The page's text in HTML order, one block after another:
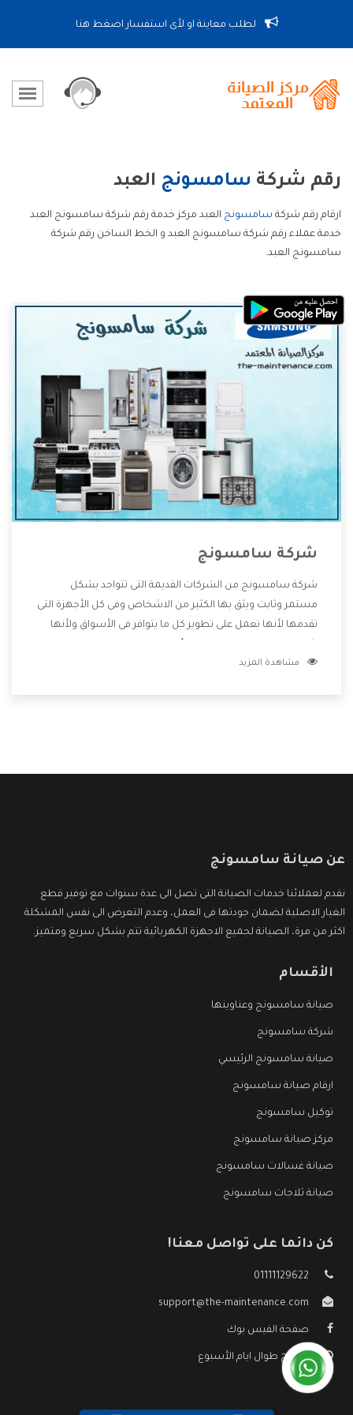
لطلب معاينة او لأى استفسار اضغط هنا
رقم شركة سامسونج العبد
ارقام رقم شركة سامسونج العبد مركز خدمة رقم شركة سامسونج العبد
خدمة عملاء رقم شركة سامسونج العبد و الخط الساخن رقم شركة
سامسونج العبد.
شركة سامسونج
شركة سامسونج من الشركات القديمة التى تتواجد بشكل
مستمر وثابت ويثق بها الكثير من الاشخاص وفى كل الأجهزة التى
تقدمها لأنها تعمل على تطوير كل ما يتوافر فى الأسواق ولأنها
المنتجات وتقدم للعملاء أقوى العروض والخصومات التى تسهل
مشاهدة المزيد
عن صيانة سامسونج
نقدم لعملائنا خدمات الصيانة التى تصل الى عدة سنوات مع توفير قطع
الغيار الاصلية لضمان جودتها فى العمل، وعدم التعرض الى نفس المشكلة
اكثر من مرة، الصيانة لجميع الاجهزة الكهربائية تتم بشكل سريع ومتميز.
الأقسام
صيانة سامسونج وعناوينها
شركة سامسونج
صيانة سامسونج الرئيسي
ارقام صيانة سامسونج
توكيل سامسونج
مركز صيانة سامسونج
صيانة غسالات سامسونج
صيانة ثلاجات سامسونج
كن دائما على تواصل معنا!
01111129622
support@the-maintenance.com
صفحة الفيس بوك
مفتوح طوال ايام الأسبوع